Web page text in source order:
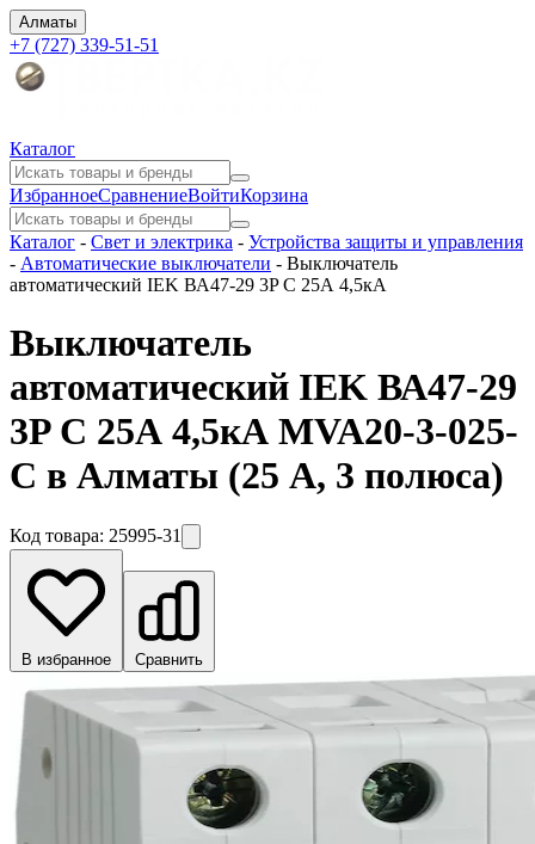
Алматы
+7 (727) 339-51-51
Каталог
ИзбранноеСравнениеВойтиКорзина
Каталог - Свет и электрика - Устройства защиты и управления
- Автоматические выключатели - Выключатель
автоматический IEK ВА47-29 3P C 25А 4,5кА
Выключатель
автоматический IEK ВА47-29
3P C 25А 4,5кА MVA20-3-025-
C в Алматы (25 А, 3 полюса)
Код товара: 25995-31
В избранное Сравнить